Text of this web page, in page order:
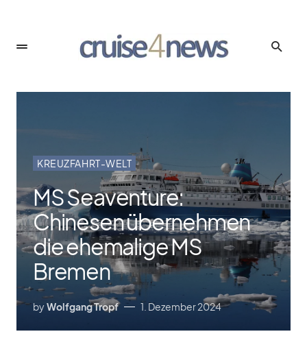
KREUZFAHRT-WELT
MS Seaventure:
Chinesen übernehmen
die ehemalige MS
Bremen
byWolfgang Tropf 1. Dezember 2024